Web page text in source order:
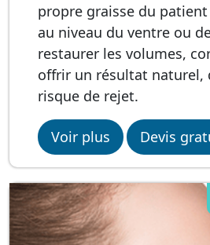
propre graisse du
au niveau du ventre ou
restaurer les volumes,
offrir un résultat naturel,
risque de rejet.
Voir plus Devis